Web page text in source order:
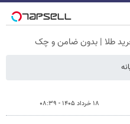
۱۸ خرداد ۱۴۰۵ - ۰۸:۳۹